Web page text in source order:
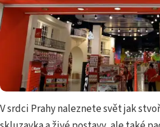
V srdci Prahy naleznete svět jak